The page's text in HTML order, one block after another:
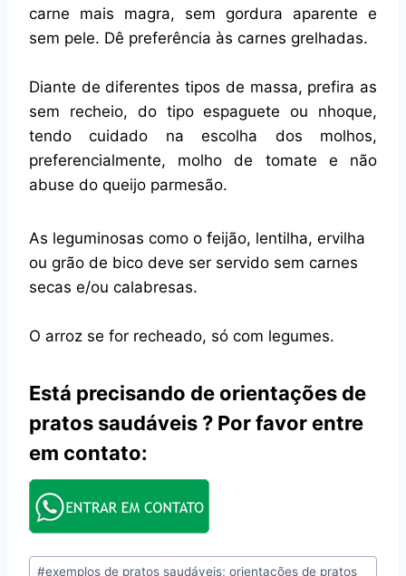
carne mais magra, sem gordura aparente e
sem pele. Dê preferência às carnes grelhadas.
Diante de diferentes tipos de massa, prefira as
sem recheio, do tipo espaguete ou nhoque,
tendo cuidado na escolha dos molhos,
preferencialmente, molho de tomate e não
abuse do queijo parmesão.
As leguminosas como o feijão, lentilha, ervilha
ou grão de bico deve ser servido sem carnes
secas e/ou calabresas.
O arroz se for recheado, só com legumes.
Está precisando de orientações de
pratos saudáveis ? Por favor entre
em contato:
Tags
#exemplos de pratos saudáveis; orientações de pratos